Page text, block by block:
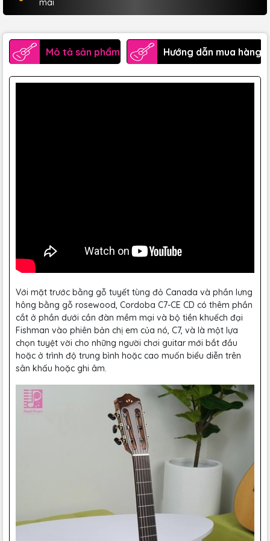
mãi
Mô tả sản phẩm Hướng dẫn mua hàng
Với mặt trước bằng gỗ tuyết tùng đỏ Canada và phần lưng
hông bằng gỗ rosewood, Cordoba C7-CE CD có thêm phần
cắt ở phần dưới cần đàn mềm mại và bộ tiền khuếch đại
Fishman vào phiên bản chị em của nó, C7, và là một lựa
chọn tuyệt vời cho những người chơi guitar mới bắt đầu
hoặc ở trình độ trung bình hoặc cao muốn biểu diễn trên
sân khấu hoặc ghi âm.